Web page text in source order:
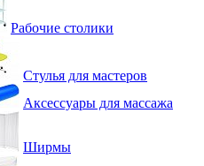
Рабочие столики
Стулья для мастеров
Аксессуары для массажа
Ширмы